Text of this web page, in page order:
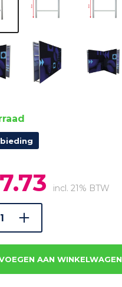
prijs
incl. 21% BTW
AAN WINKELWAGEN